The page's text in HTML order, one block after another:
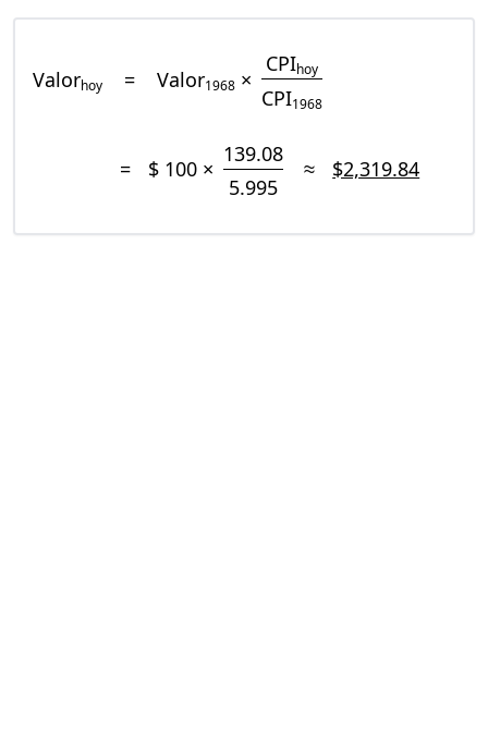
Valorhoy = Valor1968 ×
CPIhoy
CPI1968
= $ 100 ×
139.08
5.995
≈ $2,319.84